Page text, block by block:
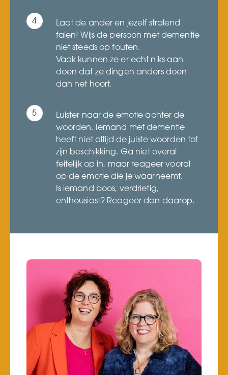
Laat de ander en jezelf stralend
falen! Wijs de persoon met dementie
niet steeds op fouten.
Vaak kunnen ze er echt niks aan
doen dat ze dingen anders doen
dan het hoort.
Luister naar de emotie achter de
woorden. Iemand met dementie
heeft niet altijd de juiste woorden tot
zijn beschikking. Ga niet overal
feitelijk op in, maar reageer vooral
op de emotie die je waarneemt.
Is iemand boos, verdrietig,
enthousiast? Reageer dan daarop.